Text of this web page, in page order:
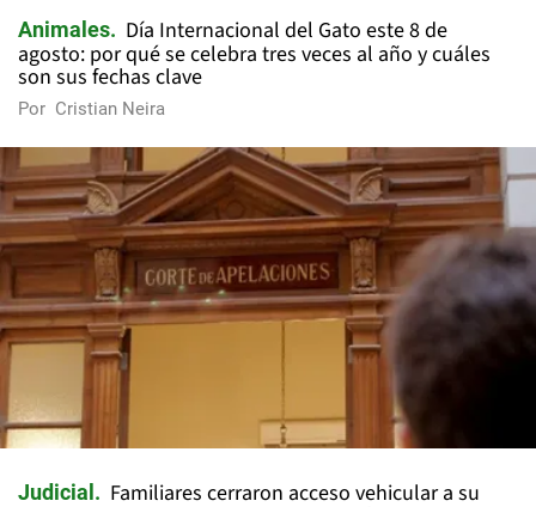
Animales
Día Internacional del Gato este 8 de
agosto: por qué se celebra tres veces al año y cuáles
son sus fechas clave
Por Cristian Neira
Judicial
Familiares cerraron acceso vehicular a su